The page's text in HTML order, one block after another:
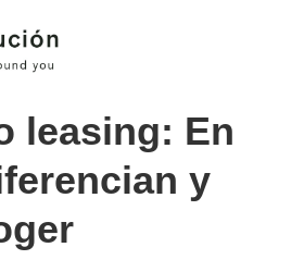
leasing: En
y